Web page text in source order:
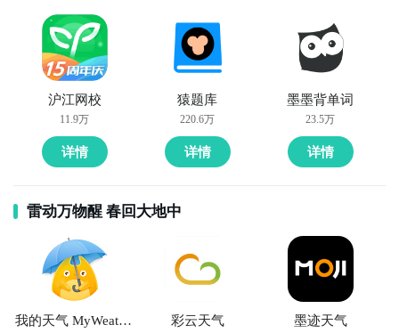
沪江网校
11.9万
详情
猿题库
220.6万
详情
墨墨背单词
23.5万
详情
雷动万物醒 春回大地中
我的天气 MyWeather 彩云天气 墨迹天气